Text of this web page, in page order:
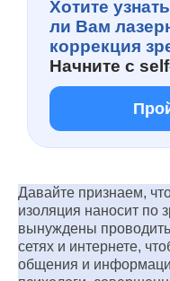
Хотите
ли Вам
коррекция
Начните с
Давайте признаем,
изоляция наносит
вынуждены
сетях и интернете,
общения и